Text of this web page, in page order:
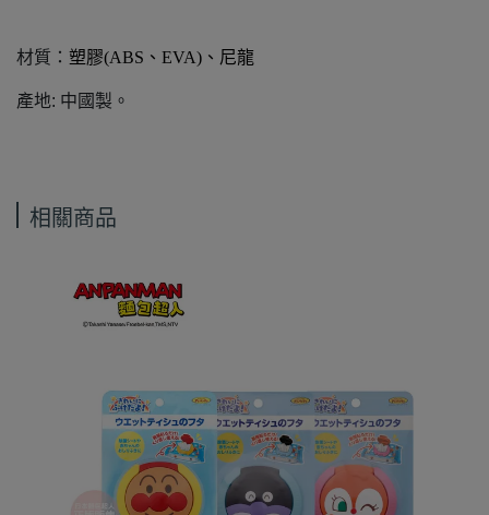
材質： 塑膠(ABS、EVA)、尼龍
產地: 中國製。
相關商品